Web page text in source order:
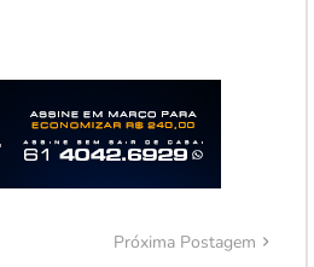
Próxima Postagem